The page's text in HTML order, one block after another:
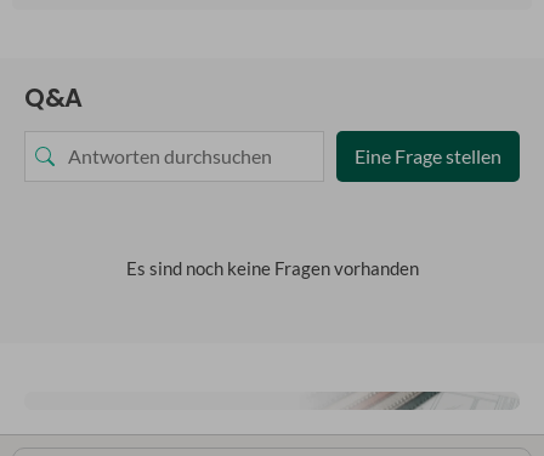
Q&A
Eine Frage stellen
Es sind noch keine Fragen vorhanden